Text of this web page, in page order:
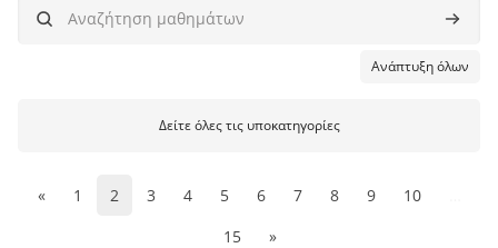
Αναζήτηση μαθημάτων
Ανάπτυξη όλων
Δείτε όλες τις υποκατηγορίες
«
Προηγούμενη σελίδα
1 2
(current)
3 4 5 6 7 8 9 10
15
»
Επόμενη σελίδα